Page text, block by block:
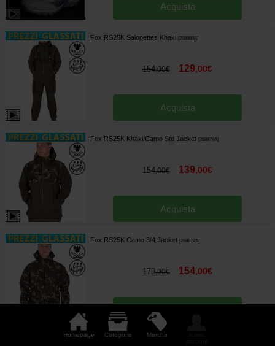
Homepage Categorie Marche
Acquista
Fox RS25K Salopettes Khaki 268880A]
154,00€ 129,00€
Acquista
Fox RS25K Khaki/Camo Std Jacket 268876A]
154,00€ 139,00€
Acquista
Fox RS25K Camo 3/4 Jacket 268872A]
179,00€ 154,00€